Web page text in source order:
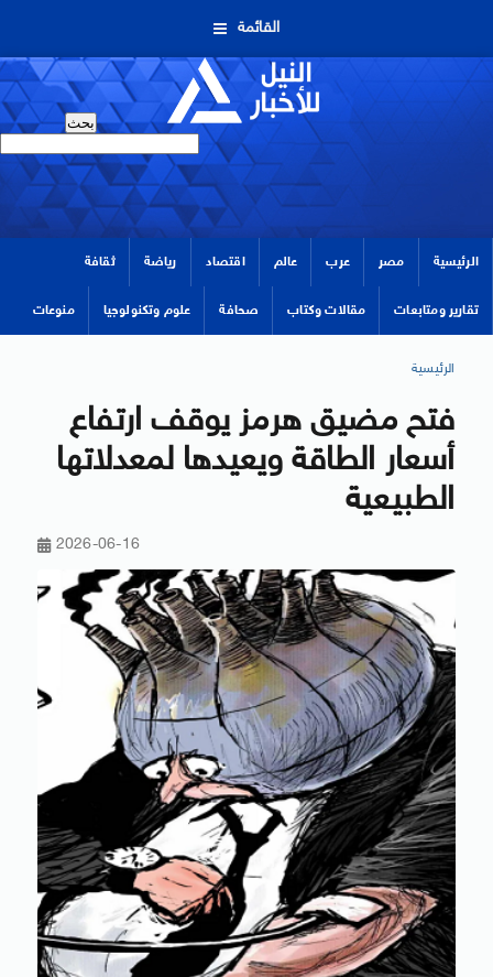
القائمة
الرئيسية مصر عرب عالم اقتصاد رياضة ثقافة
تقارير ومتابعات مقالات وكتاب صحافة علوم وتكنولوجيا منوعات
الرئيسية
فتح مضيق هرمز يوقف ارتفاع
أسعار الطاقة ويعيدها لمعدلاتها
الطبيعية
2026-06-16